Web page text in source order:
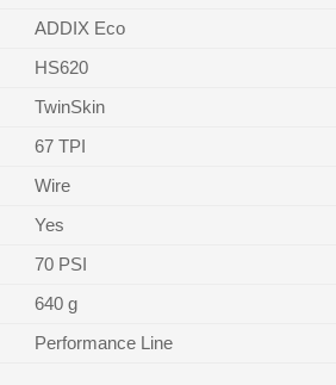
ADDIX Eco
HS620
TwinSkin
67 TPI
Wire
Yes
70 PSI
640 g
Performance Line